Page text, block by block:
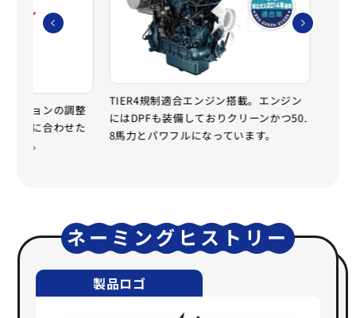
ンションの調整
体格に合わせた
ます。
TIER4規制適合エンジン搭載。エンジン
にはDPFも装備しておりクリーンかつ50.
8馬力とパワフルになっています。
ネーミングヒストリー
製品ロゴ